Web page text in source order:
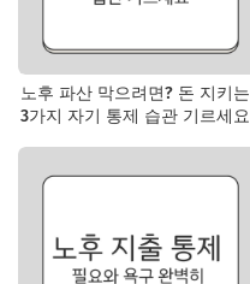
노후 파산 막으려면? 돈 지키는
3가지 자기 통제 습관 기르세요